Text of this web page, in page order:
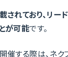
されており、リー
が可能です。
催する際は、ネ